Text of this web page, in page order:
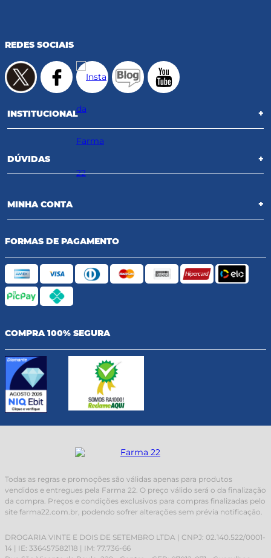
REDES SOCIAIS
INSTITUCIONAL +
DÚVIDAS +
MINHA CONTA +
FORMAS DE PAGAMENTO
COMPRA 100% SEGURA
Todas as regras e promoções são válidas apenas para produtos
vendidos e entregues pela Farma 22. O preço válido será o da finalização
da compra. Preços e condições exclusivos para compras finalizadas pelo
site farma22.com.br, podendo sofrer alterações sem prévia notificação.
DROGARIA VINTE E DOIS DE SETEMBRO LTDA | CNPJ: 02.140.522/0001-
14 | IE: 336457582118 | IM: 77.736-66